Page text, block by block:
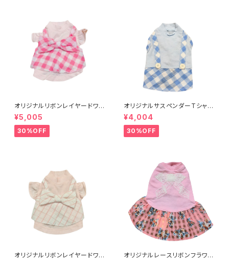
オリジナルリボンレイヤードワン
ピXXS-L 8201001901～
¥5,005
30%OFF
オリジナルサスペンダーTシャツ
XXS-L 8201001021～
¥4,004
30%OFF
オリジナルリボンレイヤードワン
オリジナルレースリボンフラワー